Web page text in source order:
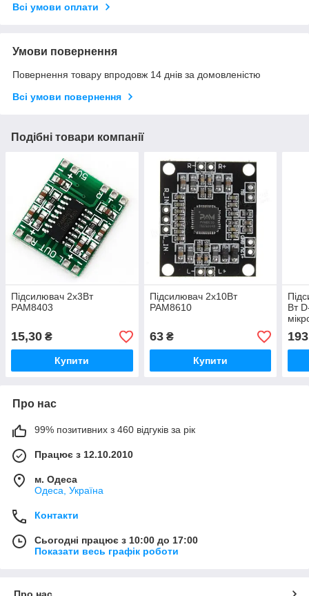
Всі умови оплати
Умови повернення
Повернення товару впродовж 14 днів за домовленістю
Всі умови повернення
Подібні товари компанії
Підсилювач 2х3Вт
PAM8403
15,30 ₴
Купити
Підсилювач 2х10Вт
PAM8610
63₴
Купити
Вт
Про нас
99% позитивних з 460 відгуків за рік
Працює з 12.10.2010
м. Одеса
Одеса, Україна
Контакти
Сьогодні працює з 10:00 до 17:00
Показати весь графік роботи